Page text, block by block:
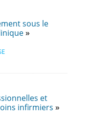
sous le
et
infirmiers